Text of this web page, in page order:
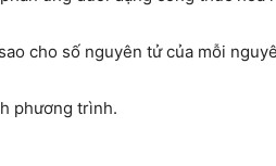
cho số nguyên tử của mỗi
phương trình.